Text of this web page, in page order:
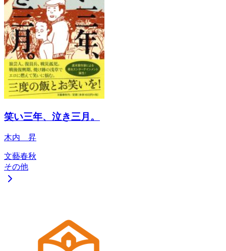
笑い三年、泣き三月。
木内 昇
文藝春秋
その他